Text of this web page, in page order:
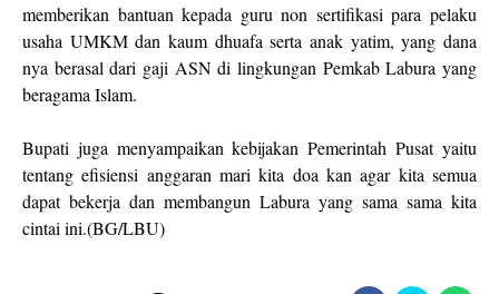
memberikan bantuan kepada guru non sertifikasi para pelaku
usaha UMKM dan kaum dhuafa serta anak yatim, yang dana
nya berasal dari gaji ASN di lingkungan Pemkab Labura yang
beragama Islam.
Bupati juga menyampaikan kebijakan Pemerintah Pusat yaitu
tentang efisiensi anggaran mari kita doa kan agar kita semua
dapat bekerja dan membangun Labura yang sama sama kita
cintai ini.(BG/LBU)